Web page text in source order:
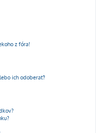
z fóra!
ich odoberať?